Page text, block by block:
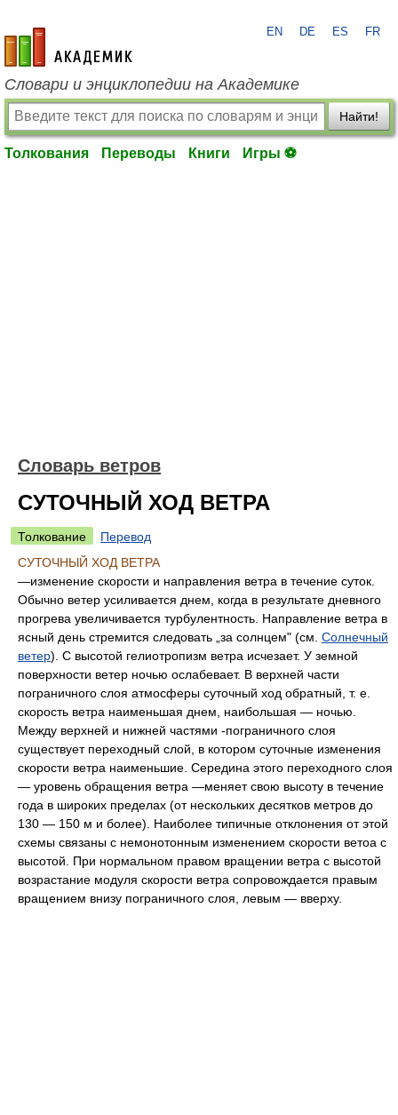
academic.ru
EN DE ES FR
Словари и энциклопедии на Академике
Найти!
Толкования Переводы Книги Игры ⚽
Словарь ветров
СУТОЧНЫЙ ХОД ВЕТРА
Толкование
Перевод
СУТОЧНЫЙ ХОД ВЕТРА
—изменение скорости и направления ветра в течение суток.
Обычно ветер усиливается днем, когда в результате дневного
прогрева увеличивается турбулентность. Направление ветра в
ясный день стремится следовать „за солнцем" (см. Солнечный
ветер). С высотой гелиотропизм ветра исчезает. У земной
поверхности ветер ночью ослабевает. В верхней части
пограничного слоя атмосферы суточный ход обратный, т. е.
скорость ветра наименьшая днем, наибольшая — ночью.
Между верхней и нижней частями -пограничного слоя
существует переходный слой, в котором суточные изменения
скорости ветра наименьшие. Середина этого переходного слоя
— уровень обращения ветра —меняет свою высоту в течение
года в широких пределах (от нескольких десятков метров до
130 — 150 м и более). Наиболее типичные отклонения от этой
схемы связаны с немонотонным изменением скорости ветоа с
высотой. При нормальном правом вращении ветра с высотой
возрастание модуля скорости ветра сопровождается правым
вращением внизу пограничного слоя, левым — вверху.